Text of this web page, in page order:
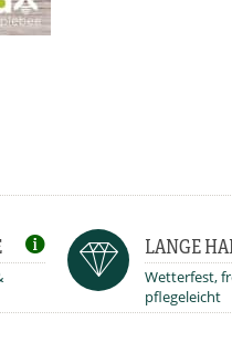
LANGE
Wetterfest,
pflegeleicht